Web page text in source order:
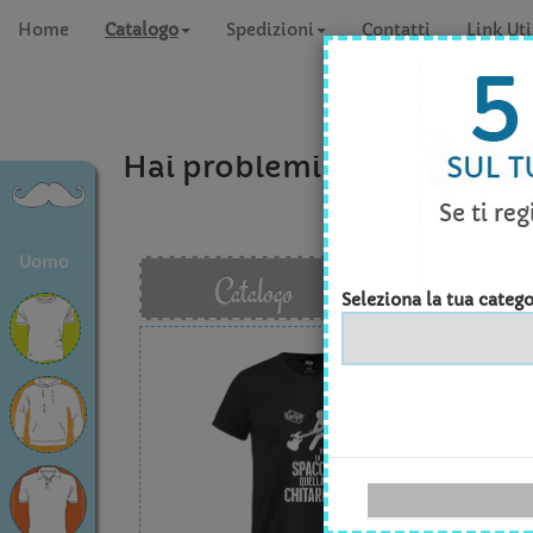
Home Catalogo Spedizioni Contatti Link
Uomo
Hai problemi a
Catalogo
T-
Seleziona la tua